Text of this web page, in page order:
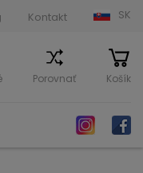
Kontakt SK
Porovnať Košík